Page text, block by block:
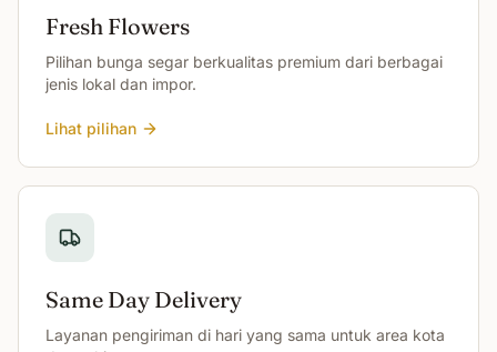
Fresh Flowers
Pilihan bunga segar berkualitas premium dari berbagai
jenis lokal dan impor.
Lihat pilihan
Same Day Delivery
Layanan pengiriman di hari yang sama untuk area kota